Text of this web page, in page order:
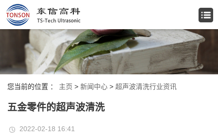
您当前的位置 ： 主页 > 新闻中心 > 超声波清洗行业资讯
五金零件的超声波清洗
2022-02-18 16:41